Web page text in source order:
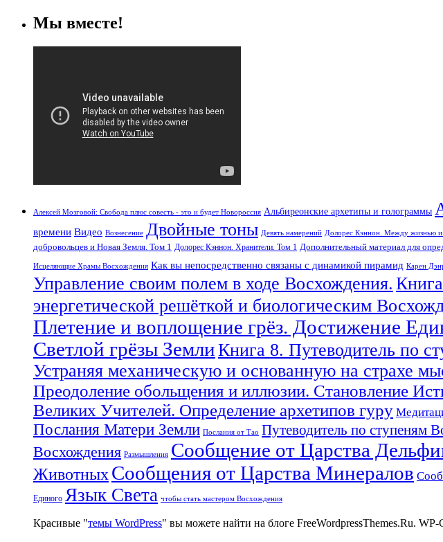
Мы вместе!
Алексей Мозговой: Свобода плюс совесть - это и будет Новороссия Альбиреонские архетипы и голограммы
времени Видео Вознесение Двойные тоны Девять намерений Долорес Кэннон. Между жизнью и
добровольцев и Новая Земля. Том 1 Долорес Кэннон. Хранители. Том 1 Дополнительный материал для
Исцеляющие Храмы Восхождения Как вы непосредственно связаны с динамикой пирамид Карен
Управление своим полем в ходе Восхождения.
энергетической решёткой и биологическим
Плетение и воплощение грёз. Достижение
Светлой грёзы ЗемлиКнига 8. Путеводитель по
Устраняя механическую и основанную на страхе
Преодоление обольщения и иллюзии. Становление
Великих Учителей. Определение архетипов гуру
Послания Матери Земли Послания от Тао Путеводитель по ступеням
Восхождения Размышления Сообщение от Царства
Животных Сообщения от Царства Минералов
Единого Язык Света чтобы стать мастером Восхождения
Красивые "темы WordPress" вы можете найти на блоге FreeWordpressThemes.Ru. WP-